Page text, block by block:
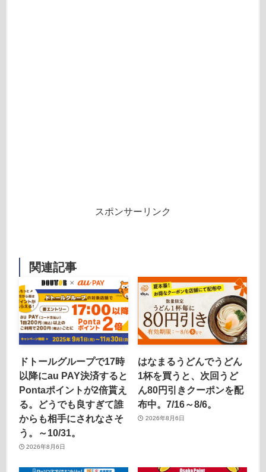
スポンサーリンク
関連記事
ドトールグループで17時
以降にau PAY決済すると
Pontaポイントが2倍貰え
る。どうでも良すぎて誰
からも相手にされなさそ
う。～10/31。
2026年8月6日
はなまるうどんでうどん
1杯を買うと、次回うど
ん80円引きクーポンを配
布中。7/16～8/6。
2026年8月6日